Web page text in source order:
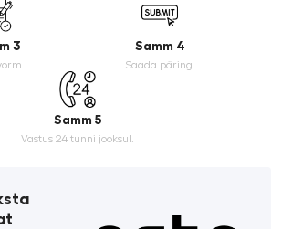
3 Samm 4
Saada päring.
Samm 5
Vastus 24 tunni jooksul.